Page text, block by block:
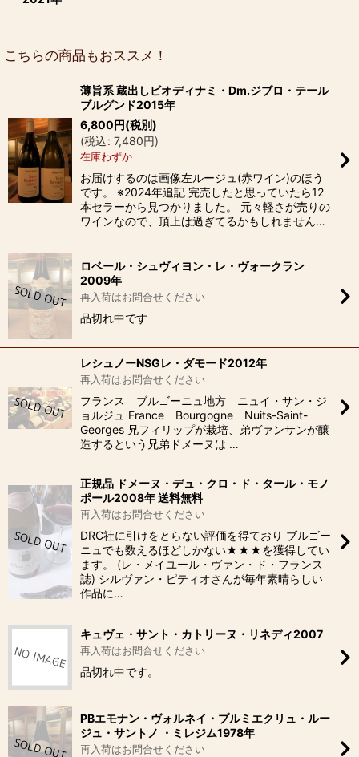
こちらの商品もおススメ！
薄旨系 蔵出しビオディナミ・Dm.ジブロ・テール
ブルグンド2015年
6,800円(税別)
(税込: 7,480円)
在庫わずか
お届けするのは画像左ルージュ(赤ワイン)のほう
です。 ※2024年追記 完売したと思っていたら12
本セラーから見つかりました。 元々軽さが売りの
ワインなので、頂上は過ぎてるかもしれません…
ロベール・シュヴィヨン・レ・ヴォークラン
2009年
再入荷はお問合せください
品切れ中です
レシュノーNSGレ・ダモード2012年
再入荷はお問合せください
フランス ブルゴーニュ地方 ニュイ・サン・ジ
ョルジュ France Bourgogne Nuits-Saint-
Georges 兄フィリップが栽培、弟ヴァンサンが醸
造するという兄弟ドメーヌは …
正規品 ドメーヌ・デュ・クロ・ド・タール・モノ
ポール2008年 送料無料
再入荷はお問合せください
DRC社に引けをとらない評価を得ており ブルゴー
ニュでも数えるほどしかない★★★を獲得してい
ます。 (レ・メイユール・ヴァン・ド・フランス
誌) シルヴァン・ピティオさんが毎年素晴らしい
作品に…
キュヴェ・サント・カトリーヌ・リネディ2007
再入荷はお問合せください
品切れ中です。
PBエモナン・ヴォルネイ・プルミエクリュ・ルー
ジュ・サントノ ・ミレジム1978年
再入荷はお問合せください